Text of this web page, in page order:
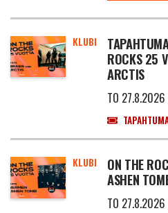
KLUBI
ROCKS 25
ARCTIS
TO 27.8.2026
KLUBI
ON THE
ASHEN
TO 27.8.2026